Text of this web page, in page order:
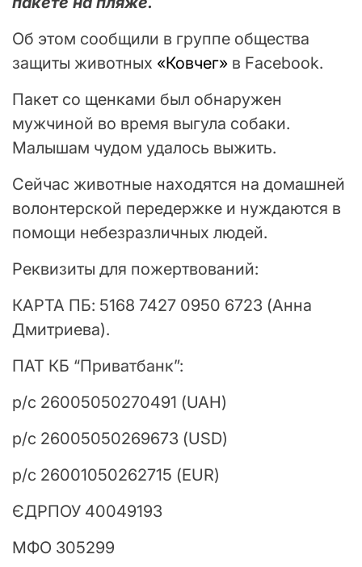
Об этом сообщили в группе общества
защиты животных «Ковчег» в Facebook.
Пакет со щенками был обнаружен
мужчиной во время выгула собаки.
Малышам чудом удалось выжить.
Сейчас животные находятся на домашней
волонтерской передержке и нуждаются в
помощи небезразличных людей.
Реквизиты для пожертвований:
КАРТА ПБ: 5168 7427 0950 6723 (Анна
Дмитриева).
ПАТ КБ “Приватбанк”:
р/с 26005050270491 (UAH)
р/с 26005050269673 (USD)
р/с 26001050262715 (EUR)
ЄДРПОУ 40049193
МФО 305299